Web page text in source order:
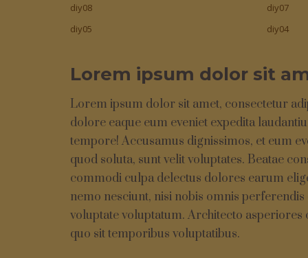
diy08 diy07
diy05
diy04
Lorem ipsum dolor sit
Lorem ipsum dolor sit amet, consectetur
dolore eaque eum eveniet expedita
tempore! Accusamus dignissimos, et eum
quod soluta, sunt velit voluptates. Beatae
commodi culpa delectus dolores earum
nemo nesciunt, nisi nobis omnis
voluptate voluptatum. Architecto
quo sit temporibus voluptatibus.